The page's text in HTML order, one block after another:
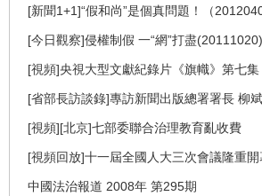
[新聞1+1]“假和尚”是個真問題！（
[今日觀察]侵權制假 一“網”打盡(20111020)
[視頻]央視大型文獻紀錄片《旗幟》第七集
[省部長訪談錄]專訪新聞出版總署署長 柳
[視頻][北京]七部委聯合治理教育亂收費
[視頻回放]十一屆全國人大三次會議隆重
中國法治報道 2008年 第295期